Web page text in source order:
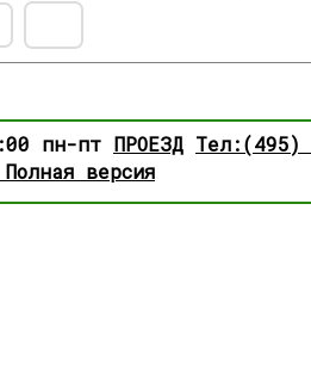
пн-пт ПРОЕЗД Тел:(495)
Полная версия